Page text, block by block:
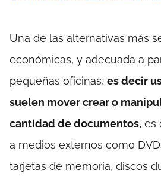
Una de las alternativas más
económicas, y adecuada a
pequeñas oficinas, es decir
suelen mover crear o
cantidad de documentos, es
a medios externos como
tarjetas de memoria, discos